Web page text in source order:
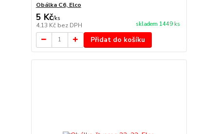
Obálka C6, Elco
5 Kč/ks
4,13 Kč bez DPH skladem 1449 ks
Přidat do košíku